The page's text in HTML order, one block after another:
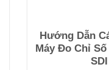
Hướng Dẫn
Máy Đo Chỉ
SDI